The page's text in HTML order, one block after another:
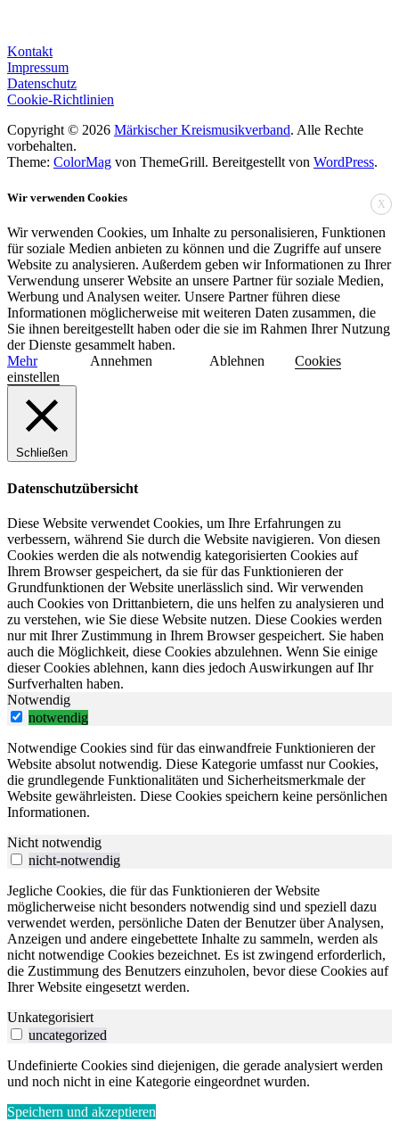
Kontakt
Impressum
Datenschutz
Cookie-Richtlinien
Copyright © 2026 Märkischer Kreismusikverband. Alle Rechte
vorbehalten.
Theme: ColorMag von ThemeGrill. Bereitgestellt von WordPress.
X
Wir verwenden Cookies
Wir verwenden Cookies, um Inhalte zu personalisieren, Funktionen
für soziale Medien anbieten zu können und die Zugriffe auf unsere
Website zu analysieren. Außerdem geben wir Informationen zu Ihrer
Verwendung unserer Website an unsere Partner für soziale Medien,
Werbung und Analysen weiter. Unsere Partner führen diese
Informationen möglicherweise mit weiteren Daten zusammen, die
Sie ihnen bereitgestellt haben oder die sie im Rahmen Ihrer Nutzung
der Dienste gesammelt haben.
Mehr
Annehmen Ablehnen
Cookies
einstellen
Schließen
Datenschutzübersicht
Diese Website verwendet Cookies, um Ihre Erfahrungen zu
verbessern, während Sie durch die Website navigieren. Von diesen
Cookies werden die als notwendig kategorisierten Cookies auf
Ihrem Browser gespeichert, da sie für das Funktionieren der
Grundfunktionen der Website unerlässlich sind. Wir verwenden
auch Cookies von Drittanbietern, die uns helfen zu analysieren und
zu verstehen, wie Sie diese Website nutzen. Diese Cookies werden
nur mit Ihrer Zustimmung in Ihrem Browser gespeichert. Sie haben
auch die Möglichkeit, diese Cookies abzulehnen. Wenn Sie einige
dieser Cookies ablehnen, kann dies jedoch Auswirkungen auf Ihr
Surfverhalten haben.
Notwendig
notwendig
Notwendige Cookies sind für das einwandfreie Funktionieren der
Website absolut notwendig. Diese Kategorie umfasst nur Cookies,
die grundlegende Funktionalitäten und Sicherheitsmerkmale der
Website gewährleisten. Diese Cookies speichern keine persönlichen
Informationen.
Nicht notwendig
nicht-notwendig
Jegliche Cookies, die für das Funktionieren der Website
möglicherweise nicht besonders notwendig sind und speziell dazu
verwendet werden, persönliche Daten der Benutzer über Analysen,
Anzeigen und andere eingebettete Inhalte zu sammeln, werden als
nicht notwendige Cookies bezeichnet. Es ist zwingend erforderlich,
die Zustimmung des Benutzers einzuholen, bevor diese Cookies auf
Ihrer Website eingesetzt werden.
Unkategorisiert
uncategorized
Undefinierte Cookies sind diejenigen, die gerade analysiert werden
und noch nicht in eine Kategorie eingeordnet wurden.
Speichern und akzeptieren